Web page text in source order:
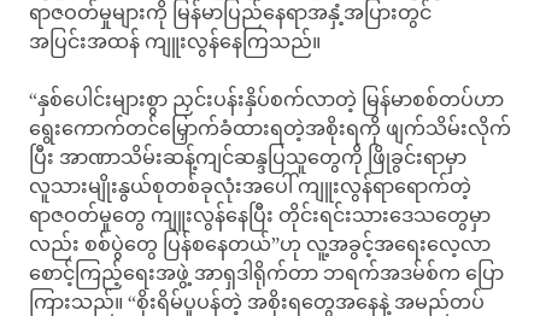
ရာဇဝတ်မှုများကို မြန်မာပြည်နေရာအနှံ့အပြားတွင်
အပြင်းအထန် ကျူးလွန်နေကြသည်။
“နှစ်ပေါင်းများစွာ ညှင်းပန်းနှိပ်စက်လာတဲ့ မြန်မာစစ်တပ်ဟာ
ရွေးကောက်တင်မြှောက်ခံထားရတဲ့အစိုးရကို ဖျက်သိမ်းလိုက်
ပြီး အာဏာသိမ်းဆန့်ကျင်ဆန္ဒပြသူတွေကို ဖြိုခွင်းရာမှာ
လူသားမျိုးနွယ်စုတစ်ခုလုံးအပေါ် ကျူးလွန်ရာရောက်တဲ့
ရာဇဝတ်မှုတွေ ကျူးလွန်နေပြီး တိုင်းရင်းသားဒေသတွေမှာ
လည်း စစ်ပွဲတွေ ပြန်စနေတယ်”ဟု လူ့အခွင့်အရေးလေ့လာ
စောင့်ကြည့်ရေးအဖွဲ့ အာရှဒါရိုက်တာ ဘရက်အဒမ်စ်က ပြော
ကြားသည်။ “စိုးရိမ်ပူပန်တဲ့ အစိုးရတွေအနေနဲ့ အမည်တပ်